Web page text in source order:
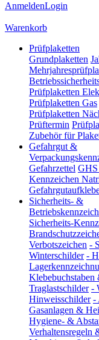
AnmeldenLogin
Warenkorb
Prüfplaketten
Grundplaketten
Prüfplaketten
Prüfplaketten Gas
Prüfplaketten
Prüftermin
Zubehör für
Gefahrgut &
Gefahrzettel
Kennzeichen
Sicherheits- &
Sicherheits-
Verbotszeichen -
Winterschilder -
Klebebuchstaben
Traglastschilder -
Hinweisschilder -
Gasanlagen &
Hygiene- &
Verhaltensregeln